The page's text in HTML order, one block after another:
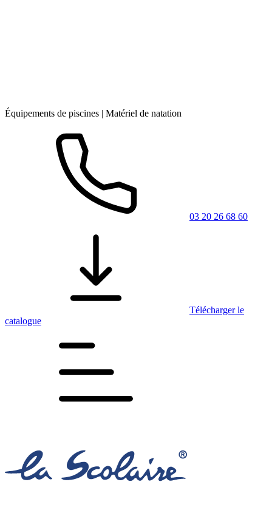
Équipements de piscines | Matériel de natation
03 20 26 68 60
Télécharger le
catalogue